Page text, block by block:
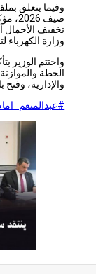
وفيما يتعلق بملف
صيف 2026،
تخفيف الأحمال أو
وزارة الكهرباء
واختتم الوزير بتأكيد
الخطة والموازنة حول
والإدارية، وفتح باب
#عبدالمنعم_امام